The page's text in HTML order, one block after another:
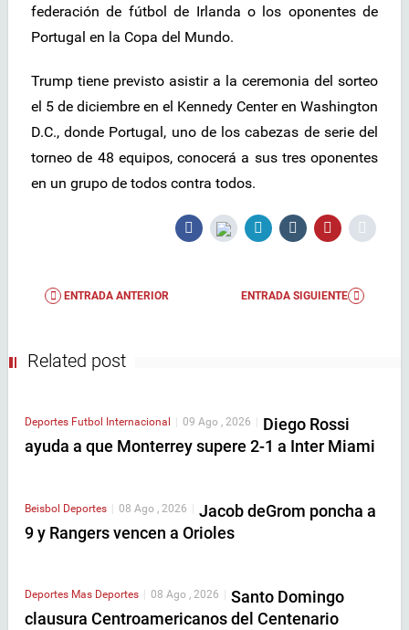
federación de fútbol de Irlanda o los oponentes de
Portugal en la Copa del Mundo.
Trump tiene previsto asistir a la ceremonia del sorteo
el 5 de diciembre en el Kennedy Center en Washington
D.C., donde Portugal, uno de los cabezas de serie del
torneo de 48 equipos, conocerá a sus tres oponentes
en un grupo de todos contra todos.
ENTRADA ANTERIOR ENTRADA SIGUIENTE
Related post
Deportes Futbol Internacional 09 Ago , 2026
Diego Rossi
ayuda a que Monterrey supere 2-1 a Inter Miami
Beisbol Deportes | 08 Ago , 2026 | Jacob deGrom poncha a
9 y Rangers vencen a Orioles
Deportes Mas Deportes 08 Ago , 2026
Santo Domingo
clausura Centroamericanos del Centenario